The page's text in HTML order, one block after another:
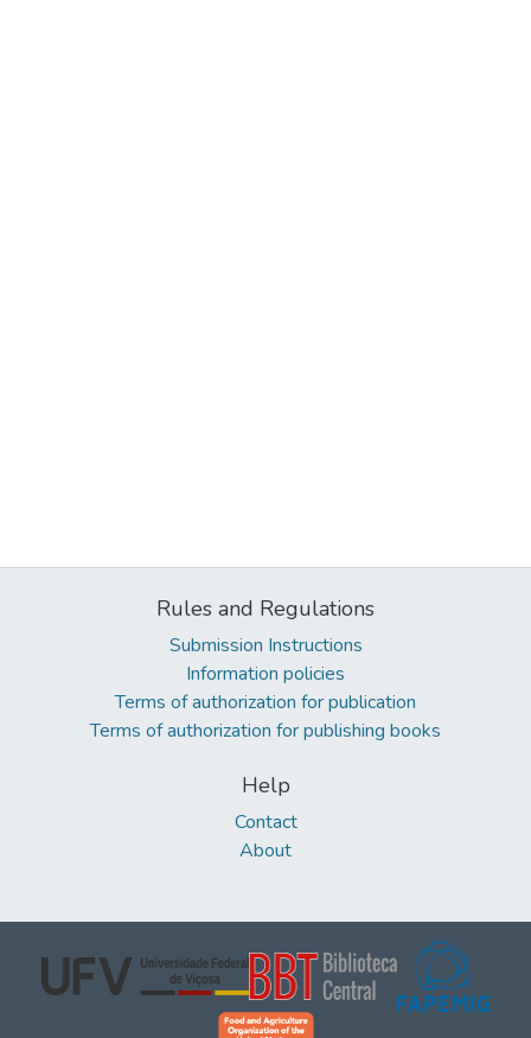
Rules and Regulations
Submission Instructions
Information policies
Terms of authorization for publication
Terms of authorization for publishing books
Help
Contact
About